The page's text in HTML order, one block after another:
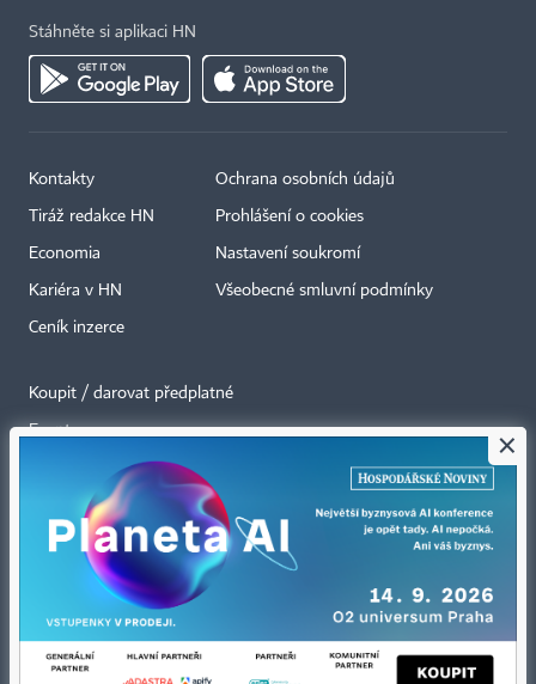
Stáhněte si aplikaci HN
Kontakty
Tiráž redakce HN
Economia
Kariéra v HN
Ceník inzerce
Ochrana osobních údajů
Prohlášení o cookies
Nastavení soukromí
Všeobecné smluvní podmínky
Koupit / darovat předplatné
Eventy
RSS kanály
Autorská práva vykonává vydavatel. Bez písemného svolení vydavatele je
zakázáno jakékoli užití částí nebo celku díla, zejména rozmnožování a šíření
jiném jazyce. Bez souhlasu vydavatele je zakázáno též rozmnožování
obsahu pro účely automatizované analýzy textů nebo dat
×